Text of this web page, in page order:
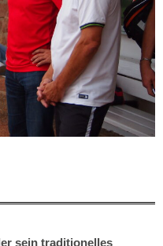
sein traditionelles